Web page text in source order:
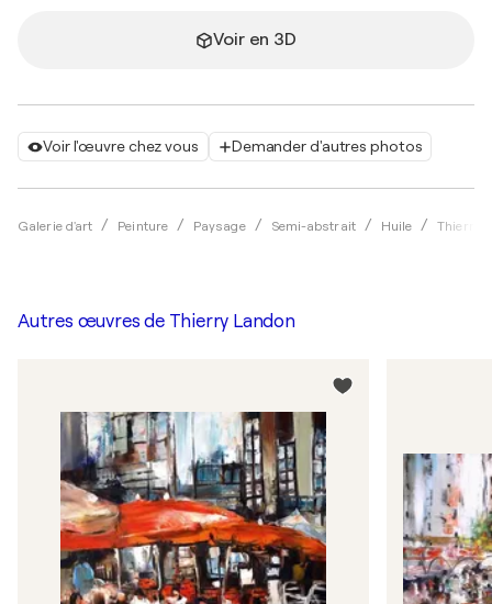
Voir l'œuvre chez vous Demander d'autres photos
Galerie d'art Peinture Paysage Semi-abstrait Huile Thierry
Voir en 3D
Autres œuvres de Thierry Landon